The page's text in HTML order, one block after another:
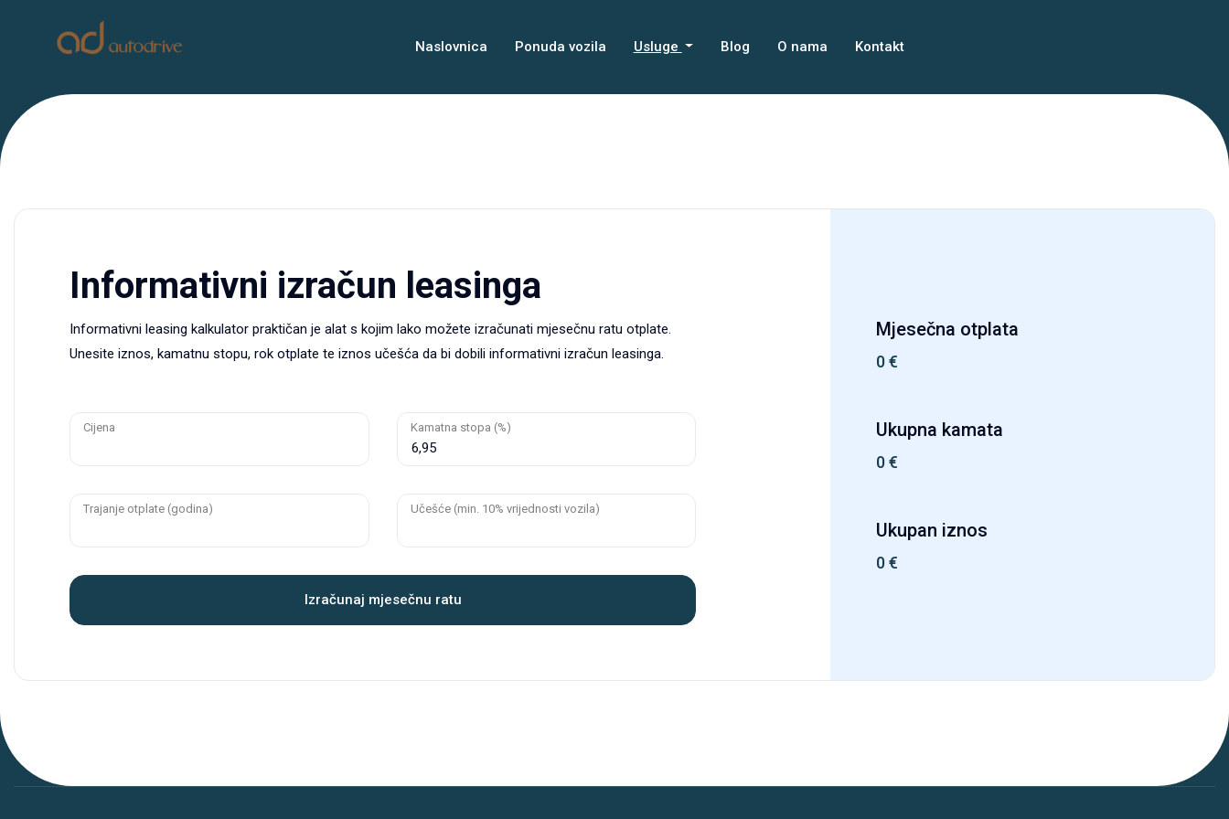
Naslovnica Ponuda vozila Usluge Blog O nama Kontakt
Informativni izračun leasinga
Informativni leasing kalkulator praktičan je alat s kojim lako možete izračunati mjesečnu ratu otplate.
Unesite iznos, kamatnu stopu, rok otplate te iznos učešća da bi dobili informativni izračun leasinga.
Cijena Kamatna stopa (%)
Trajanje otplate (godina) Učešće (min. 10% vrijednosti vozila)
Izračunaj mjesečnu ratu
Mjesečna otplata
0€
Ukupna kamata
0€
Ukupan iznos
0€